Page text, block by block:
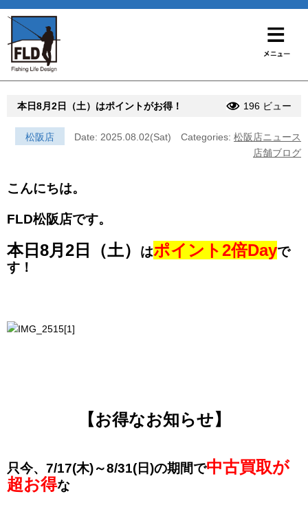
本日8月2日（土）はポイントがお得！ 196 ビュー
松阪店 Date: 2025.08.02(Sat) Categories: 松阪店ニュース
店舗ブログ
こんにちは。
FLD松阪店です。
本日8月2日（土） はポイント2倍Dayで
す！
【お得なお知らせ】
只今、 7/17(木)～8/31(日)の期間で中古買取が
超お得な